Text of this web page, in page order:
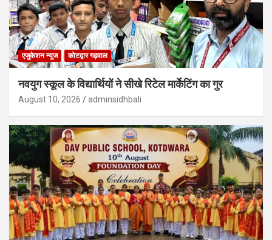
एजुकेशन न्‍यूज कोटद्वार गढ़वाल
नवयुग स्कूल के विद्यार्थियों ने सीखे रिटेल मार्केटिंग का गुर
August 10, 2026 adminsidhbali